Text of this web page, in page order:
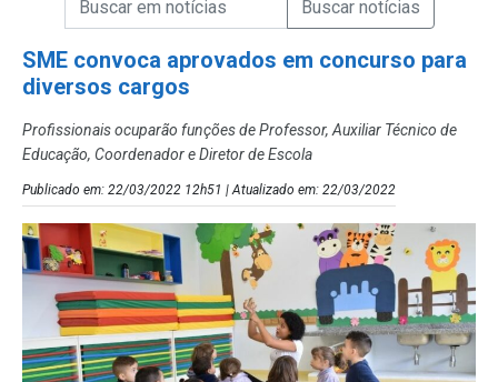
SME convoca aprovados em concurso para
diversos cargos
Profissionais ocuparão funções de Professor, Auxiliar Técnico de
Educação, Coordenador e Diretor de Escola
Publicado em: 22/03/2022 12h51 | Atualizado em: 22/03/2022